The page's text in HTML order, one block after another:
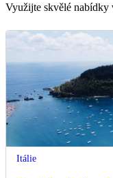
Využijte skvělé nabídky
Itálie